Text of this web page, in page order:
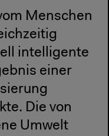
Menschen
intelligente
einer
Die von
Umwelt